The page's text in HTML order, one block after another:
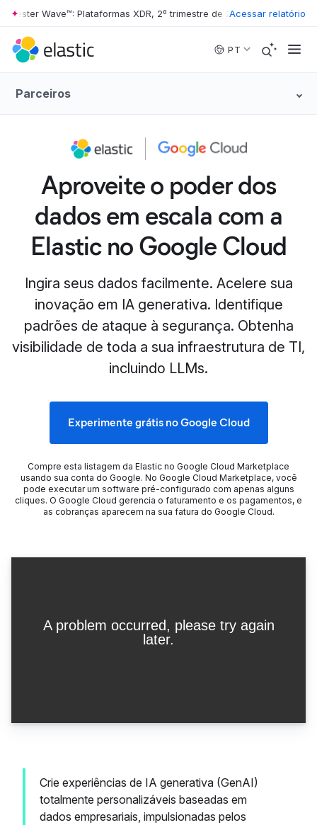
Skip to main content
Wave™: Plataformas XDR, 2º trimestre de 2026 • The Forrester
Acessar relatório
PT
Parceiros
Aproveite o poder dos
dados em escala com a
Elastic no Google Cloud
Ingira seus dados facilmente. Acelere sua
inovação em IA generativa. Identifique
padrões de ataque à segurança. Obtenha
visibilidade de toda a sua infraestrutura de TI,
incluindo LLMs.
Experimente grátis no Google Cloud
Compre esta listagem da Elastic no Google Cloud Marketplace
usando sua conta do Google. No Google Cloud Marketplace, você
pode executar um software pré-configurado com apenas alguns
cliques. O Google Cloud gerencia o faturamento e os pagamentos, e
as cobranças aparecem na sua fatura do Google Cloud.
Crie experiências de IA generativa (GenAI)
totalmente personalizáveis baseadas em
dados empresariais, impulsionadas pelos